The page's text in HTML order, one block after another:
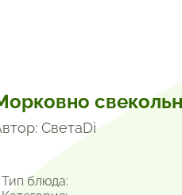
СветаDi
блюда: